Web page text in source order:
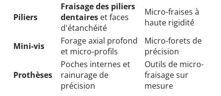
Piliers
Fraisage des piliers
dentaires et faces
d'étanchéité
Micro-fraises à
haute rigidité
Mini-vis
Forage axial profond
et micro-profils
Micro-forets de
précision
Prothèses
Poches internes et
rainurage de
précision
Outils de micro-
fraisage sur
mesure